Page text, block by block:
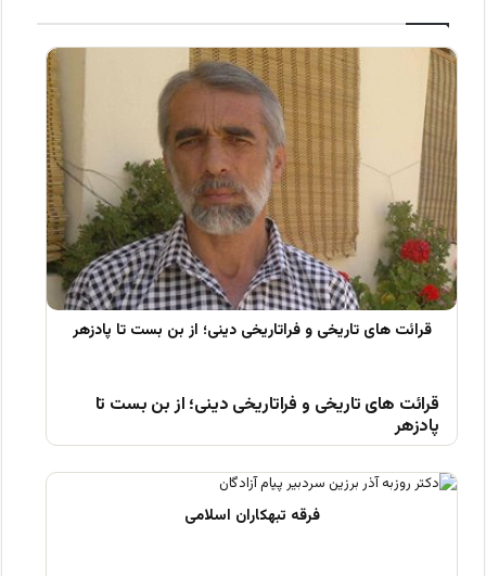
قرائت های تاریخی و فراتاریخی دینی؛ از بن بست تا
پادزهر